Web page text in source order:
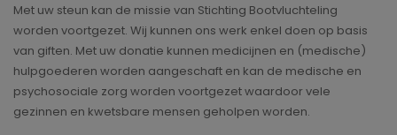
Met uw steun kan de missie van Stichting Bootvluchteling
worden voortgezet. Wij kunnen ons werk enkel doen op basis
van giften. Met uw donatie kunnen medicijnen en (medische)
hulpgoederen worden aangeschaft en kan de medische en
psychosociale zorg worden voortgezet waardoor vele
gezinnen en kwetsbare mensen geholpen worden.